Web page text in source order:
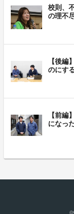
校則、
の理不
【後編
のにす
【前編
になっ